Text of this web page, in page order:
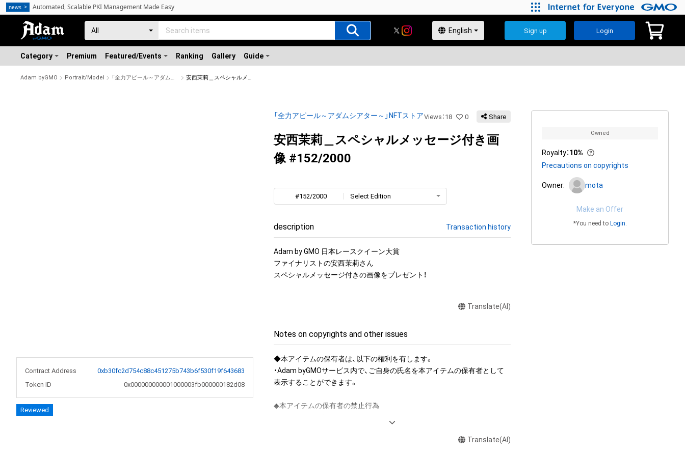
Sign up Login
Category Premium Featured/Events Ranking Gallery Guide
Adam byGMO Portrait/Model 「全力アピール～アダムシアター～」NFTストア 安西茉莉＿スペシャルメッセージ付き画像
Contract Address
0xb30fc2d754c88c451275b743b6f530f19f643683
Token ID
0x000000000001000003fb000000182d08
Reviewed
「全力アピール～アダムシアター～」NFTストアViews ： 18 0 Share
安西茉莉＿スペシャルメッセージ付き画
像 #152/2000
#152/2000 Select Edition
description Transaction history
Adam by GMO 日本レースクイーン大賞
ファイナリストの安西茉莉さん
スペシャルメッセージ付きの画像をプレゼント！
Translate(AI)
Notes on copyrights and other issues
◆本アイテムの保有者は、以下の権利を有します。
・Adam byGMOサービス内で、ご自身の氏名を本アイテムの保有者として
表示することができます。
◆本アイテムの保有者の禁止行為
Translate(AI)
Owned
Royalty：10%
Precautions on copyrights
Owner: mota
Make an Offer
*You need to Login.
news Automated, Scalable PKI Management Made Easy